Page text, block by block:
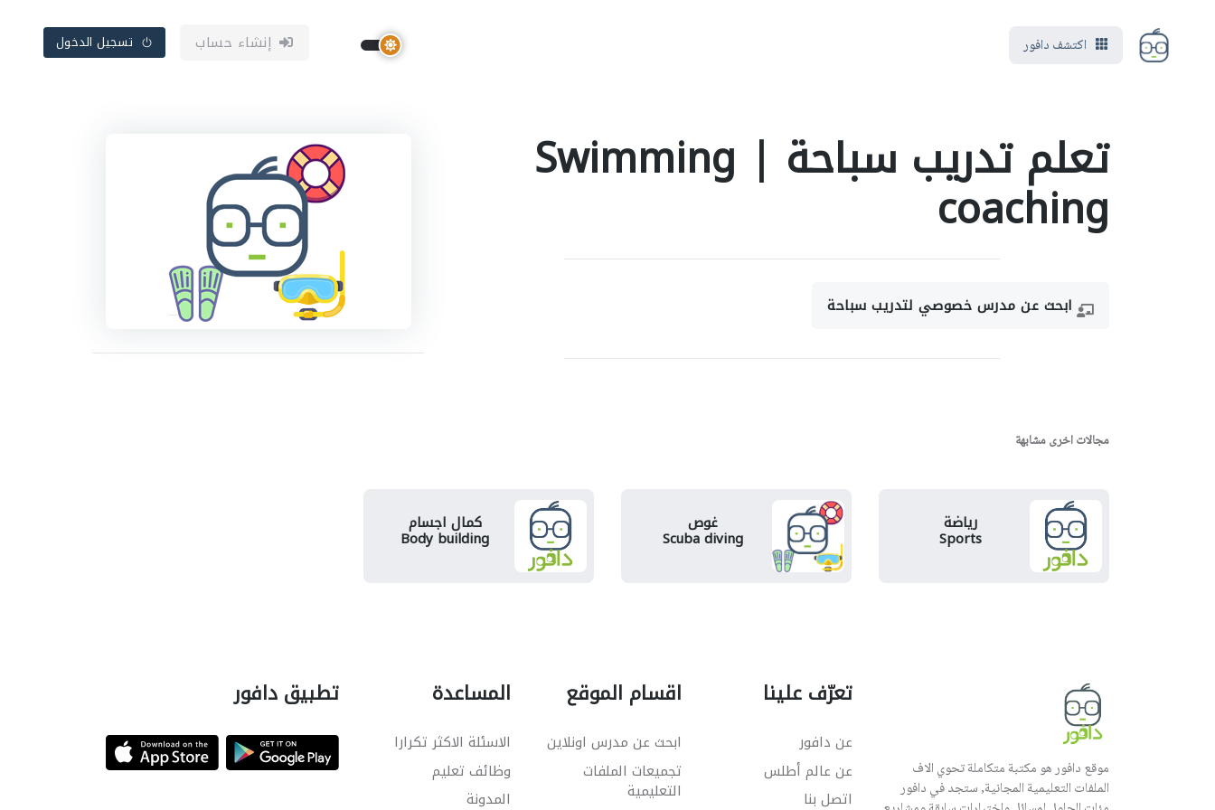
اكتشف دافور إنشاء حساب تسجيل الدخول
تعلم تدريب سباحة | Swimming
coaching
ابحث عن مدرس خصوصي لتدريب سباحة
مجالات اخرى مشابهة
رياضة
Sports
غوص
Scuba diving
كمال اجسام
Body building
موقع دافور هو مكتبة متكاملة تحوي الاف
الملفات التعليمية المجانية, ستجد في دافور
تعرّف علينا
عن دافور
عن عالم أطلس
اتصل بنا
اقسام الموقع
ابحث عن مدرس اونلاين
تجميعات الملفات
التعليمية
المساعدة
الاسئلة الاكثر تكرارا
وظائف تعليم
المدونة
تطبيق دافور